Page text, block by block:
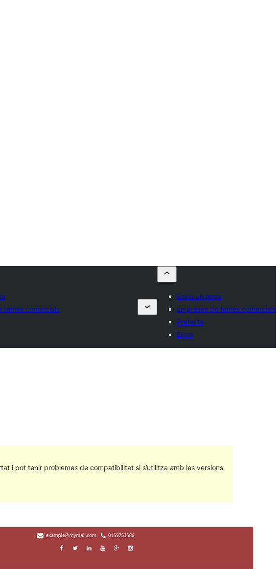
temes comercials
Envia un tema
Empreses de temes comercials
Preferits
Entra
i pot tenir problemes de compatibilitat si s’utilitza amb les versions
PrevisualitzaBaixa
Versió